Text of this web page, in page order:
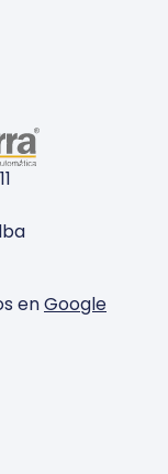
enGoogle